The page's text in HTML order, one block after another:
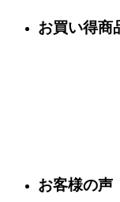
お買い得商
お客様の声